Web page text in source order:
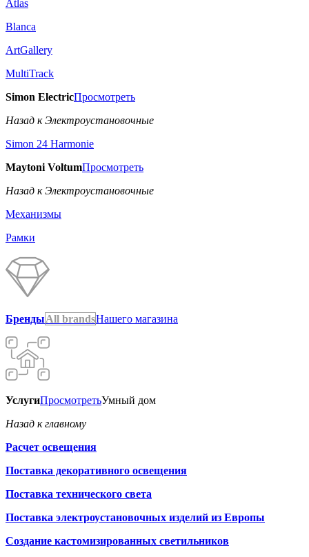
Atlas
Blanca
ArtGallery
MultiTrack
Simon ElectricПросмотреть
Назад к Электроустановочные
Simon 24 Harmonie
Maytoni VoltumПросмотреть
Назад к Электроустановочные
Механизмы
Рамки
БрендыAll brandsНашего магазина
УслугиПросмотретьУмный дом
Назад к главному
Расчет освещения
Поставка декоративного освещения
Поставка технического света
Поставка электроустановочных изделий из Европы
Создание кастомизированных светильников